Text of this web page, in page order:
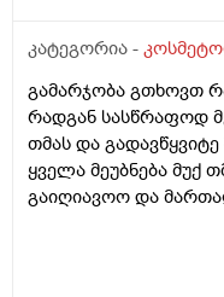
პრობლემას?
დიდი მადლობა
კატეგორია -
გამარჯობა გთხოვთ
რადგან სასწრაფოდ
თმას და
ყველა მეუბნება მუქ
გაიღიავოო და